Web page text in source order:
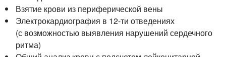
Взятие крови из периферической вены
Электрокардиография в 12-ти отведениях
(с возможностью выявления нарушений сердечного
ритма)